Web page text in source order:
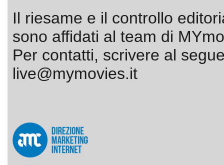
Il riesame e il controllo
sono affidati al team di
Per contatti, scrivere al
live@mymovies.it